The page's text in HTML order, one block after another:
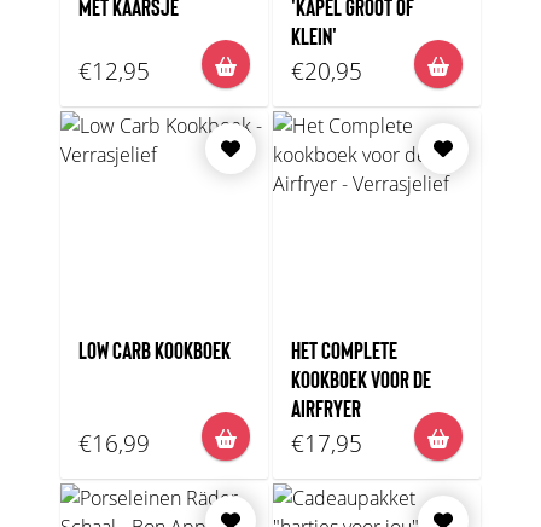
MET KAARSJE
€12,95
'KAPEL GROOT OF
KLEIN'
€20,95
LOW CARB KOOKBOEK
€16,99
HET COMPLETE
KOOKBOEK VOOR DE
AIRFRYER
€17,95